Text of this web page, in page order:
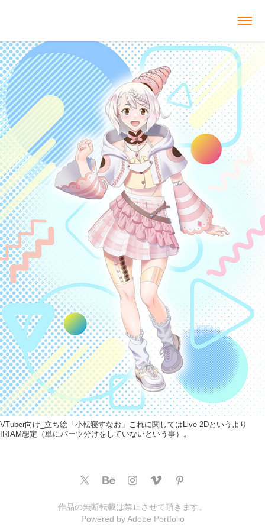
VTuber向け_立ち絵「小転寝すなお」これに関してはLive 2Dというより
IRIAM想定（単にパーツ分けをしていないという事）。
作品の無断転載は禁止させて頂きます。
Powered byAdobe Portfolio